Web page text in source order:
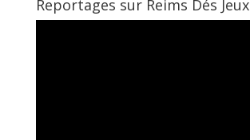
Reportages sur Reims Dés Jeux